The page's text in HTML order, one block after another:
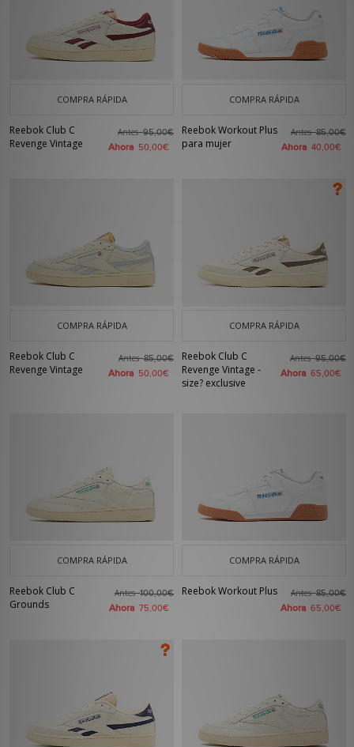
COMPRA RÁPIDA
Reebok Club C
Revenge Vintage
Antes95,00€
Ahora 50,00€
COMPRA RÁPIDA
Reebok Workout Plus
para mujer
Antes85,00€
Ahora 40,00€
COMPRA RÁPIDA
Reebok Club C
Revenge Vintage
Antes85,00€
Ahora 50,00€
COMPRA RÁPIDA
Reebok Club C
Revenge Vintage -
size? exclusive
Antes95,00€
Ahora 65,00€
COMPRA RÁPIDA
Reebok Club C
Grounds
Antes100,00€
Ahora 75,00€
COMPRA RÁPIDA
Reebok Workout Plus Antes85,00€
Ahora 65,00€